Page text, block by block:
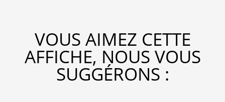
VOUS AIMEZ CETTE
AFFICHE, NOUS VOUS
SUGGÉRONS :